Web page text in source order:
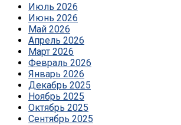
Июль 2026
Июнь 2026
Май 2026
Апрель 2026
Март 2026
Февраль 2026
Январь 2026
Декабрь 2025
Ноябрь 2025
Октябрь 2025
Сентябрь 2025